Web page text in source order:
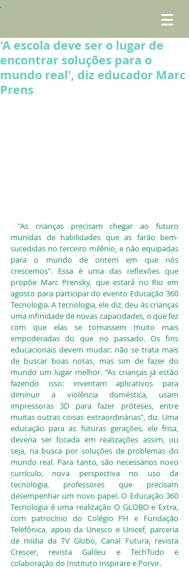
'A escola deve ser o lugar de
encontrar soluções para o
mundo real', diz educador Marc
Prens
"As crianças precisam chegar ao futuro
munidas de habilidades que as farão bem-
sucedidas no terceiro milênio, e não equipadas
para o mundo de ontem em que nós
crescemos". Essa é uma das reflexões que
propõe Marc Prensky, que estará no Rio em
agosto para participar do evento Educação 360
Tecnologia. A tecnologia, ele diz, deu às crianças
uma infinidade de novas capacidades, o que fez
com que elas se tornassem muito mais
empoderadas do que no passado. Os fins
educacionais devem mudar: não se trata mais
de buscar boas notas, mas sim de fazer do
mundo um lugar melhor. “As crianças já estão
fazendo isso: inventam aplicativos para
diminuir a violência doméstica, usam
impressoras 3D para fazer próteses, entre
muitas outras coisas extraordinárias”, diz. Uma
educação para as futuras gerações, ele frisa,
deveria ser focada em realizações assim, ou
seja, na busca por soluções de problemas do
mundo real. Para tanto, são necessários novo
currículo, nova perspectiva no uso da
tecnologia, professores que precisam
desempenhar um novo papel. O Educação 360
Tecnologia é uma realização O GLOBO e Extra,
com patrocínio do Colégio PH e Fundação
Telefônica, apoio da Unesco e Unicef, parceria
de mídia da TV Globo, Canal Futura, revista
Crescer, revista Galileu e TechTudo e
colaboração do Instituto Inspirare e Porvir.